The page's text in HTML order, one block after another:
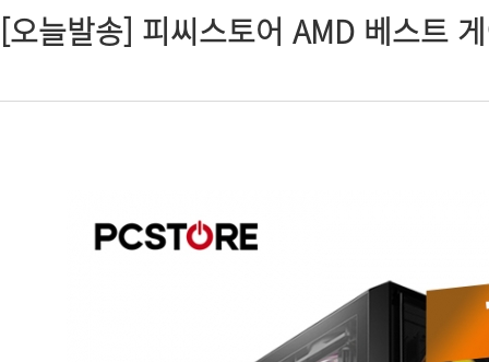
[오늘발송] 피씨스토어 AMD 베스트